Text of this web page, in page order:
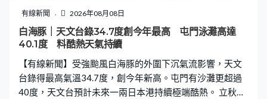
有線新聞 2026年08月08日
白海豚｜天文台錄34.7度創今年最高 屯門泳灘高達
40.1度 料酷熱天氣持續
【有線新聞】受強颱風白海豚的外圍下沉氣流影響，天文
台錄得最高氣溫34.7度，創今年新高。屯門有沙灘更超過
40度，天文台預計未來一兩日本港持續極端酷熱。 立秋過